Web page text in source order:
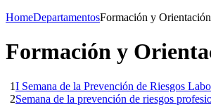
HomeDepartamentosFormación y
Formación y
1I Semana de la Prevención de Riesgos
2Semana de la prevención de riesgos